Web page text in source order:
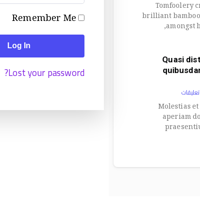
Tomfoolery
brilliant
amongst
Quasi
Molestias
aperiam
Log In
Lost your password?